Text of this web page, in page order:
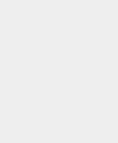
en nuestros sistemas. Por ejemplo, estas
tu sesión mientras navegas o
técnico que pueda afectar la
para bloquear o ser notificado de la
Estas cookies no almacenan ninguna